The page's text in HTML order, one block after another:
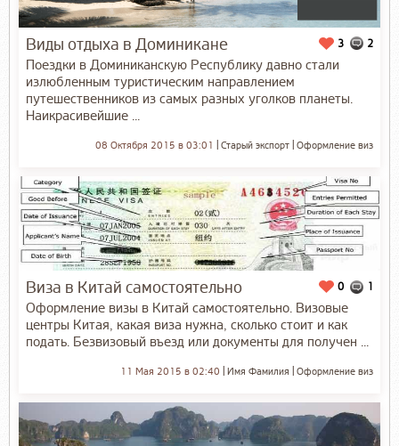
2
3
Виды отдыха в Доминикане
Поездки в Доминиканскую Республику давно стали
излюбленным туристическим направлением
путешественников из самых разных уголков планеты.
Наикрасивейшие ...
Оформление виз
Старый экспорт
08 Октября 2015 в 03:01
1
0
Виза в Китай самостоятельно
Оформление визы в Китай самостоятельно. Визовые
центры Китая, какая виза нужна, сколько стоит и как
подать. Безвизовый въезд или документы для получен ...
Оформление виз
Имя Фамилия
11 Мая 2015 в 02:40